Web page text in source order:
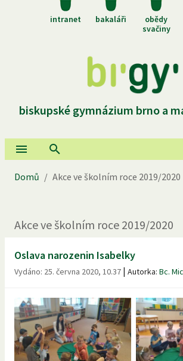
intranet bakaláři
obědy
svačiny
biskupské gymnázium brno a
Domů / Akce ve školním roce 2019/2020
Akce ve školním roce 2019/2020
Oslava narozenin Isabelky
Vydáno: 25. června 2020, 10.37 | Autorka: Bc.